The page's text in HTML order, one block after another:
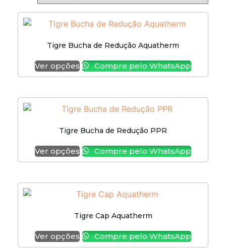
Tigre Bucha de Redução Aquatherm
Ver opções Compre pelo WhatsApp
Tigre Bucha de Redução PPR
Ver opções Compre pelo WhatsApp
Tigre Cap Aquatherm
Ver opções Compre pelo WhatsApp